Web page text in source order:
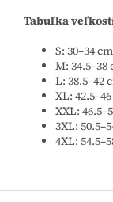
Tabuľka
S: 30–34 cm
M: 34.5–38
L: 38.5–42
XL:
XXL:
3XL:
4XL: